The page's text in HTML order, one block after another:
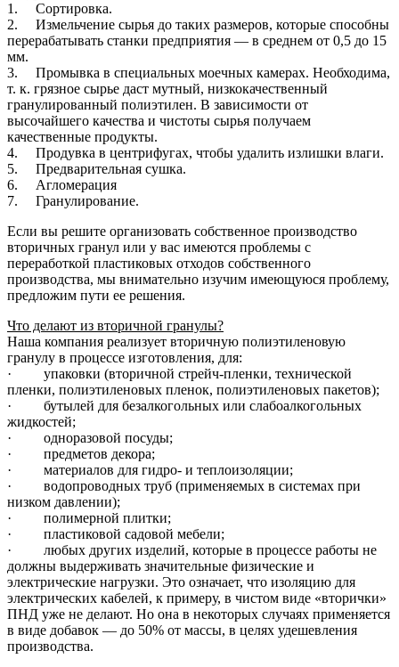
1. Сортировка.
2. Измельчение сырья до таких размеров, которые способны
перерабатывать станки предприятия — в среднем от 0,5 до 15
мм.
3. Промывка в специальных моечных камерах. Необходима,
т. к. грязное сырье даст мутный, низкокачественный
гранулированный полиэтилен. В зависимости от
высочайшего качества и чистоты сырья получаем
качественные продукты.
4. Продувка в центрифугах, чтобы удалить излишки влаги.
5. Предварительная сушка.
6. Агломерация
7. Гранулирование.
Если вы решите организовать собственное производство
вторичных гранул или у вас имеются проблемы с
переработкой пластиковых отходов собственного
производства, мы внимательно изучим имеющуюся проблему,
предложим пути ее решения.
Что делают из вторичной гранулы?
Наша компания реализует вторичную полиэтиленовую
гранулу в процессе изготовления, для:
· упаковки (вторичной стрейч-пленки, технической
пленки, полиэтиленовых пленок, полиэтиленовых пакетов);
· бутылей для безалкогольных или слабоалкогольных
жидкостей;
· одноразовой посуды;
· предметов декора;
· материалов для гидро- и теплоизоляции;
· водопроводных труб (применяемых в системах при
низком давлении);
· полимерной плитки;
· пластиковой садовой мебели;
· любых других изделий, которые в процессе работы не
должны выдерживать значительные физические и
электрические нагрузки. Это означает, что изоляцию для
электрических кабелей, к примеру, в чистом виде «вторички»
ПНД уже не делают. Но она в некоторых случаях применяется
в виде добавок — до 50% от массы, в целях удешевления
производства.